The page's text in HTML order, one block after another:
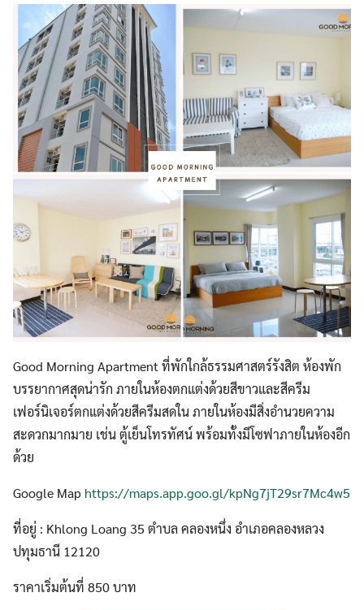
Good Morning Apartment ที่พักใกล้ธรรมศาสตร์รังสิต ห้องพัก
บรรยากาศสุดน่ารัก ภายในห้องตกแต่งด้วยสีขาวและสีครีม
เฟอร์นิเจอร์ตกแต่งด้วยสีครีมสดใน ภายในห้องมีสิ่งอำนวยความ
สะดวกมากมาย เช่น ตู้เย็นโทรทัศน์ พร้อมทั้งมีโซฟาภายในห้องอีก
ด้วย
Google Map https://maps.app.goo.gl/kpNg7jT29sr7Mc4w5
ที่อยู่ : Khlong Loang 35 ตำบล คลองหนึ่ง อำเภอคลองหลวง
ปทุมธานี 12120
ราคาเริ่มต้นที่ 850 บาท